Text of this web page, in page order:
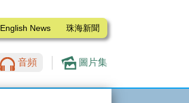
English News 珠海新聞
圖片集
音頻